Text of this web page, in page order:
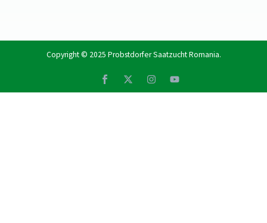
Copyright © 2025 Probstdorfer Saatzucht Romania.